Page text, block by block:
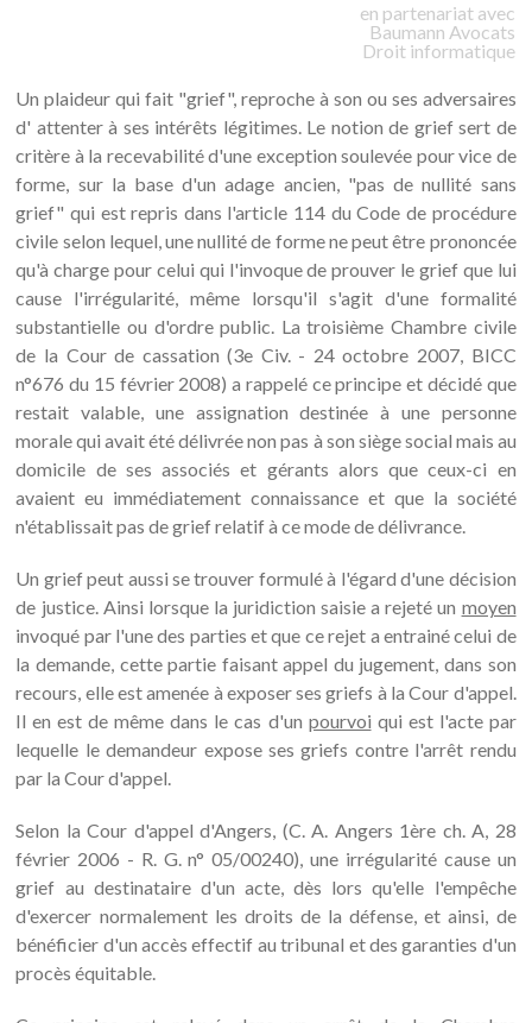
en partenariat avec
Baumann Avocats
Droit informatique
Un plaideur qui fait "grief", reproche à son ou ses adversaires
d' attenter à ses intérêts légitimes. Le notion de grief sert de
critère à la recevabilité d'une exception soulevée pour vice de
forme, sur la base d'un adage ancien, "pas de nullité sans
grief" qui est repris dans l'article 114 du Code de procédure
civile selon lequel, une nullité de forme ne peut être prononcée
qu'à charge pour celui qui l'invoque de prouver le grief que lui
cause l'irrégularité, même lorsqu'il s'agit d'une formalité
substantielle ou d'ordre public. La troisième Chambre civile
de la Cour de cassation (3e Civ. - 24 octobre 2007, BICC
n°676 du 15 février 2008) a rappelé ce principe et décidé que
restait valable, une assignation destinée à une personne
morale qui avait été délivrée non pas à son siège social mais au
domicile de ses associés et gérants alors que ceux-ci en
avaient eu immédiatement connaissance et que la société
n'établissait pas de grief relatif à ce mode de délivrance.
Un grief peut aussi se trouver formulé à l'égard d'une décision
de justice. Ainsi lorsque la juridiction saisie a rejeté un moyen
invoqué par l'une des parties et que ce rejet a entrainé celui de
la demande, cette partie faisant appel du jugement, dans son
recours, elle est amenée à exposer ses griefs à la Cour d'appel.
Il en est de même dans le cas d'un pourvoi qui est l'acte par
lequelle le demandeur expose ses griefs contre l'arrêt rendu
par la Cour d'appel.
Selon la Cour d'appel d'Angers, (C. A. Angers 1ère ch. A, 28
février 2006 - R. G. n° 05/00240), une irrégularité cause un
grief au destinataire d'un acte, dès lors qu'elle l'empêche
d'exercer normalement les droits de la défense, et ainsi, de
bénéficier d'un accès effectif au tribunal et des garanties d'un
procès équitable.